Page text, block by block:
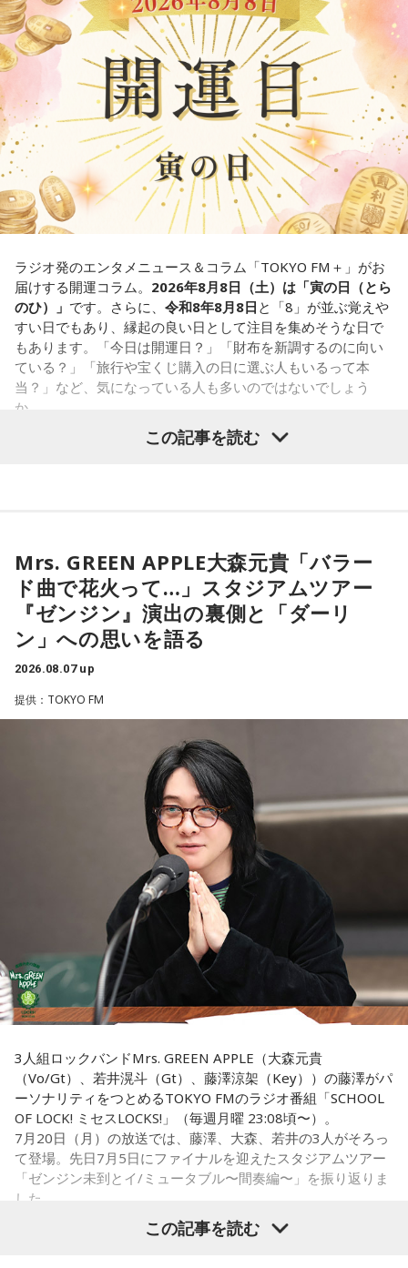
＊
我慢できるのは、あなたが優しくて、まわりを思いやれる証
拠です。あとは少しだけ、自分の本音も大切にしてあげまし
■監修者プロフィール：草彅健太（くさなぎ・けんた）
東京池袋占い館セレーネ所属。メンタルケアカウンセラー。
鑑定件数は若い女性を中心に7,000件を超え、占いイベントや
アプリの監修も手がける。また、イベントMCや声優としての
活動もしており、芸能関係者からの依頼も多い。
Webサイト：
https://selene-uranai.com/
「8」が並ぶことから縁起の良い日というイメージを持つ人も
いますが、暦の上では寅の日にあたるのが最大の特徴です。
先勝で、一般的には午前中が吉、午後は控えめ
に過ごすのが良いという考え方があります。
■寅の日とは？
寅の日とは、12日に一度巡ってくる吉日です。
虎は古くから「千里行って千里帰る」という言い伝えがあ
り、「出ていったものが無事に戻ってくる」と考えられてき
ました。そのため、お金や旅に関する縁起の良い日として親
しまれています。
このことから、寅の日は次のようなタイミングに選ぶ人もい
ます。
・財布を新調する
・財布を使い始める
・旅行や出張へ出発する
するとよいでしょう。
■2026年8月8日に財布を新調するのはあり？
寅の日は、お金に関する縁起の良い日として知られているこ
して選ぶ人もいます。
「お金が無事に戻ってくる」という言い伝えに由来するもの
で、開運アクションとして親しまれている考え方です。
ただし、財布を新調したからといって金運の上昇が保証され
るわけではありません。あくまでも縁起担ぎとして取り入れ
られている習慣です。
■2026年8月8日に宝くじを買うのは？
寅の日は、金運にまつわる吉日として紹介されることが多い
ため、宝くじを購入するタイミングとして意識する人もいま
一方で、宝くじの当選を保証するものではありません。「縁
起の良い日に買いたい」という気持ちから、暦を参考にする
人もいるという考え方です。
■2026年8月8日に旅行へ行くのは？
寅の日は、「千里行って千里帰る」という言い伝えから、旅
行や出張にも縁起が良い日とされています。
夏休み期間中ということもあり、旅行や帰省を予定している
人にとっては、暦を意識するきっかけになるかもしれませ
ん。
もちろん、安全な旅行のためには、天候や交通情報を確認
ラジオ発のエンタメニュース＆コラム「TOKYO FM＋」がお
届けする開運コラム。 2026年8月8日（土）は「寅の日（とら
のひ）」 です。さらに、 令和8年8月8日 と「8」が並ぶ覚えや
すい日でもあり、縁起の良い日として注目を集めそうな日で
もあります。「今日は開運日？」「財布を新調するのに向い
ている？」「旅行や宝くじ購入の日に選ぶ人もいるって本
当？」など、気になっている人も多いのではないでしょう
か。
寅の日は、古くから金運や旅立ちに縁起が良いとされる吉日
■2026年8月8日はどんな日？
2026年8月8日（土）・先勝
・寅の日
・六曜「先勝」（午前中が吉とされる）
「8」が並ぶことから縁起の良い日というイメージを持つ人も
いますが、暦の上では寅の日にあたるのが最大の特徴です。
で、一般的には午前中が吉、午後は控えめ
に過ごすのが良いという考え方があります。
寅の日とは、12日に一度巡ってくる吉日
虎は古くから「千里行って千里帰る」という言い伝えがあ
り、「出ていったものが無事に戻ってくる」と考えられてき
ました。そのため、お金や旅に関する縁起の良い日として親
しまれています。
このことから、寅の日は次のようなタイミングに選ぶ人もい
ます。
・財布を新調する
・財布を使い始める
・銀行口座を開設する
・旅行や出張へ出発する
・新しい挑戦を始める
一方で、「戻る」という意味合いから、結婚や結納などのお
この記事を読む
Mrs. GREEN APPLE大森元貴「バラー
ド曲で花火って…」スタジアムツアー
『ゼンジン』演出の裏側と「ダーリ
ン」への思いを語る
2026.08.07 up
提供：TOKYO FM
3人組ロックバンドMrs. GREEN APPLE（大森元貴
（Vo/Gt）、若井滉斗（Gt）、藤澤涼架（Key））の藤澤がパ
ーソナリティをつとめるTOKYO FMのラジオ番組「SCHOOL
OF LOCK! ミセスLOCKS!」（毎週月曜 23:08頃〜）。
7月20日（月）の放送では、藤澤、大森、若井の3人がそろっ
て登場。先日7月5日にファイナルを迎えたスタジアムツアー
「ゼンジン未到とイ/ミュータブル〜間奏編〜」を振り返りま
した。
この記事を読む